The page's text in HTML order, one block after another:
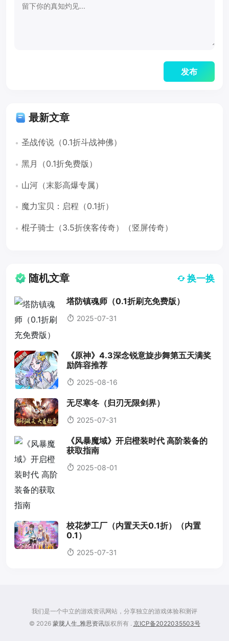
最新文章
圣战传说（0.1折斗战神佛）
黑月（0.1折免费版）
山河（末影高爆专属）
魔力宝贝：启程（0.1折）
棍子骑士（3.5折侠客传奇）（竖屏传奇）
随机文章 换一换
塔防镇魂师（0.1折刷充免费版）
2025-07-31
《原神》4.3深念锐意旋步舞第五天满奖
励阵容推荐
2025-08-16
无尽寒冬（归刃无限剑界）
2025-07-31
《风暴魔域》开启橙装时代 高阶装备的
获取指南
2025-08-01
校花梦工厂（内置天天0.1折）（内置
0.1）
2025-07-31
© 2026 蒙胧人生_雅思资讯版权所有 . 京ICP备2022035503号
我们是一个中立的游戏资讯网站，分享独立的游戏体验和测评